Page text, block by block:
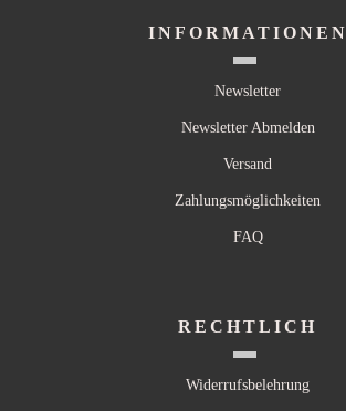
INFORMATIONEN
Newsletter
Newsletter Abmelden
Versand
Zahlungsmöglichkeiten
FAQ
RECHTLICH
Widerrufsbelehrung